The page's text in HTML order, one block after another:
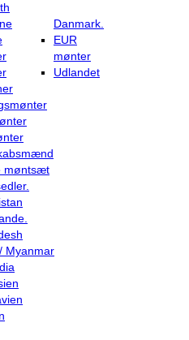
Danmark.
møntsæt
EUR
mønter
Udlandet
Myanmar